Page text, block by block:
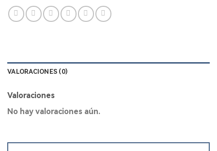
VALORACIONES (0)
Valoraciones
No hay valoraciones aún.